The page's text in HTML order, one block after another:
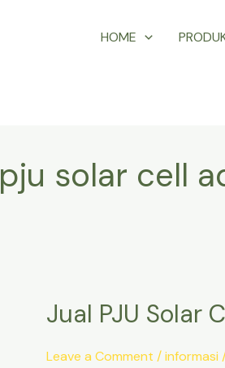
HOME
pju solar cell
Jual PJU Solar
Leave a Comment /informasi
Jual
Solar